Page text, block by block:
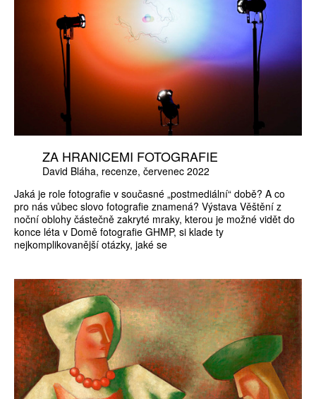
ZA HRANICEMI FOTOGRAFIE
David Bláha recenze červenec 2022
Jaká je role fotografie v současné „postmediální“ době? A co
pro nás vůbec slovo fotografie znamená? Výstava Věštění z
noční oblohy částečně zakryté mraky, kterou je možné vidět do
konce léta v Domě fotografie GHMP, si klade ty
nejkomplikovanější otázky, jaké se